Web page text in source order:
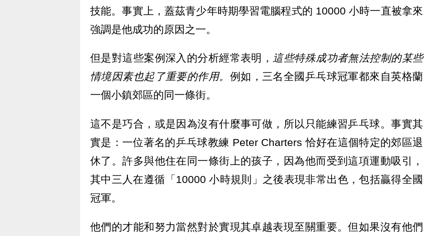
技能。事實上，蓋茲青少年時期學習電腦程式的 10000 小時一直被拿來
強調是他成功的原因之一。
但是對這些案例深入的分析經常表明， 這些特殊成功者無法控制的某些
情境因素也起了重要的作用。 例如，三名全國乒乓球冠軍都來自英格蘭
一個小鎮郊區的同一條街。
這不是巧合，或是因為沒有什麼事可做，所以只能練習乒乓球。事實其
實是：一位著名的乒乓球教練 Peter Charters 恰好在這個特定的郊區退
休了。許多與他住在同一條街上的孩子，因為他而受到這項運動吸引，
其中三人在遵循「10000 小時規則」之後表現非常出色，包括贏得全國
冠軍。
他們的才能和努力當然對於實現其卓越表現至關重要。但如果沒有他們